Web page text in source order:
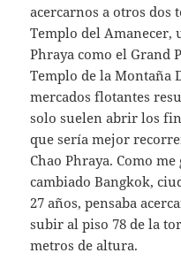
acercarnos a otros dos
Templo del Amanecer,
Phraya como el Grand
Templo de la Montaña
mercados flotantes
solo suelen abrir los
que sería mejor
Chao Phraya. Como
cambiado Bangkok,
27 años, pensaba
subir al piso 78 de la
metros de altura.